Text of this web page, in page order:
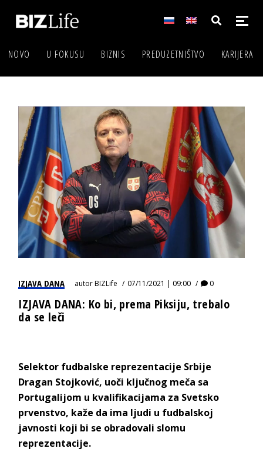
NOVO U FOKUSU BIZNIS PREDUZETNIŠTVO KARIJERA
IZJAVA DANA autorBIZLife 07/11/2021 | 09:00 0
IZJAVA DANA: Ko bi, prema Piksiju, trebalo
da se leči
Selektor fudbalske reprezentacije Srbije
Dragan Stojković, uoči ključnog meča sa
Portugalijom u kvalifikacijama za Svetsko
prvenstvo, kaže da ima ljudi u fudbalskoj
javnosti koji bi se obradovali slomu
reprezentacije.